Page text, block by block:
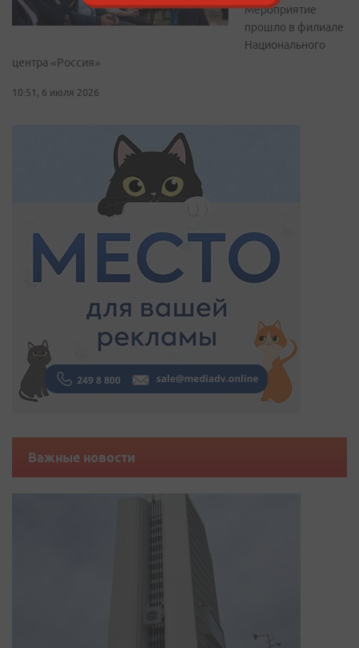
Мероприятие
прошло в филиале
Национального
центра «Россия»
10:51, 6 июля 2026
Важные новости